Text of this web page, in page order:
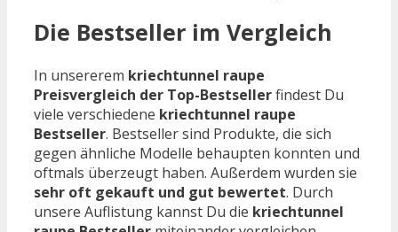
Die Bestseller im Vergleich
In unsererem kriechtunnel raupe
Preisvergleich der Top-Bestsellerfindest Du
viele verschiedene kriechtunnel raupe
Bestseller. Bestseller sind Produkte, die sich
gegen ähnliche Modelle behaupten konnten und
oftmals überzeugt haben. Außerdem wurden sie
sehr oft gekauft und gut bewertet. Durch
unsere Auflistung kannst Du die kriechtunnel